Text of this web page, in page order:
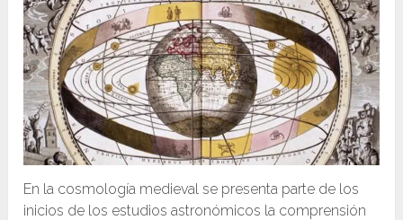
En la cosmología medieval se presenta parte de los
inicios de los estudios astronómicos la comprensión